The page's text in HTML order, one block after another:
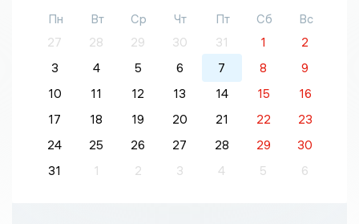
Пн Вт Ср Чт Пт Сб
Вс
27
28 29 30 31 1
2
3
4 5 6 7 8
9
10
11 12 13 14 15
16
17
18 19 20 21 22
23
24
25 26 27 28 29
30
31
1 2 3 4 5 6